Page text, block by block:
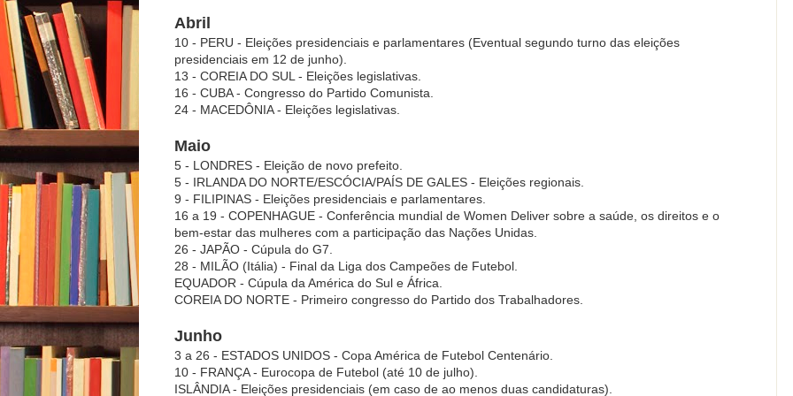
Abril
10 - PERU - Eleições presidenciais e parlamentares (Eventual segundo turno das eleições
presidenciais em 12 de junho).
13 - COREIA DO SUL - Eleições legislativas.
16 - CUBA - Congresso do Partido Comunista.
24 - MACEDÔNIA - Eleições legislativas.
Maio
5 - LONDRES - Eleição de novo prefeito.
5 - IRLANDA DO NORTE/ESCÓCIA/PAÍS DE GALES - Eleições regionais.
9 - FILIPINAS - Eleições presidenciais e parlamentares.
16 a 19 - COPENHAGUE - Conferência mundial de Women Deliver sobre a saúde, os direitos e o
bem-estar das mulheres com a participação das Nações Unidas.
26 - JAPÃO - Cúpula do G7.
28 - MILÃO (Itália) - Final da Liga dos Campeões de Futebol.
EQUADOR - Cúpula da América do Sul e África.
COREIA DO NORTE - Primeiro congresso do Partido dos Trabalhadores.
Junho
3 a 26 - ESTADOS UNIDOS - Copa América de Futebol Centenário.
10 - FRANÇA - Eurocopa de Futebol (até 10 de julho).
ISLÂNDIA - Eleições presidenciais (em caso de ao menos duas candidaturas).